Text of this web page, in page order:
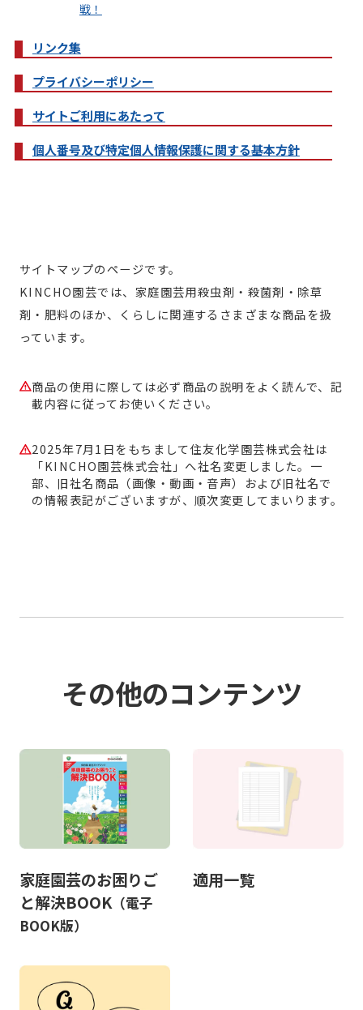
戦！
リンク集
プライバシーポリシー
サイトご利用にあたって
個人番号及び特定個人情報保護に関する基本方針
サイトマップのページです。
KINCHO園芸では、家庭園芸用殺虫剤・殺菌剤・除草
剤・肥料のほか、くらしに関連するさまざまな商品を扱
っています。
商品の使用に際しては必ず商品の説明をよく読んで、記
載内容に従ってお使いください。
2025年7月1日をもちまして住友化学園芸株式会社は
「KINCHO園芸株式会社」へ社名変更しました。一
部、旧社名商品（画像・動画・音声）および旧社名で
の情報表記がございますが、順次変更してまいります。
その他のコンテンツ
家庭園芸のお困りご
と解決BOOK（電子
BOOK版）
適用一覧